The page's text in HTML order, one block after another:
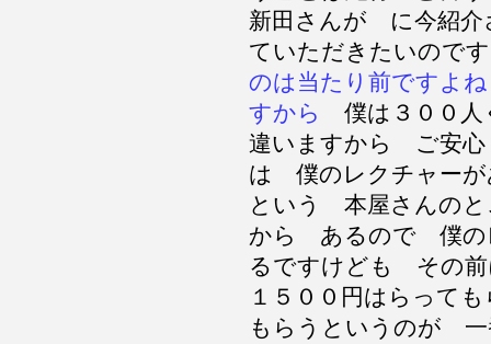
新田さんが に今紹介
ていただきたいの
のは当たり前ですよ
すから
僕は３００
違いますから ご安
は 僕のレクチャー
という 本屋さんの
から あるので 僕の
るですけども その
１５００円はらって
もらうというのが